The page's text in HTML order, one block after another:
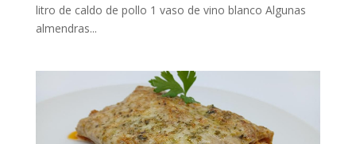
litro de caldo de pollo 1 vaso de vino blanco Algunas
almendras...